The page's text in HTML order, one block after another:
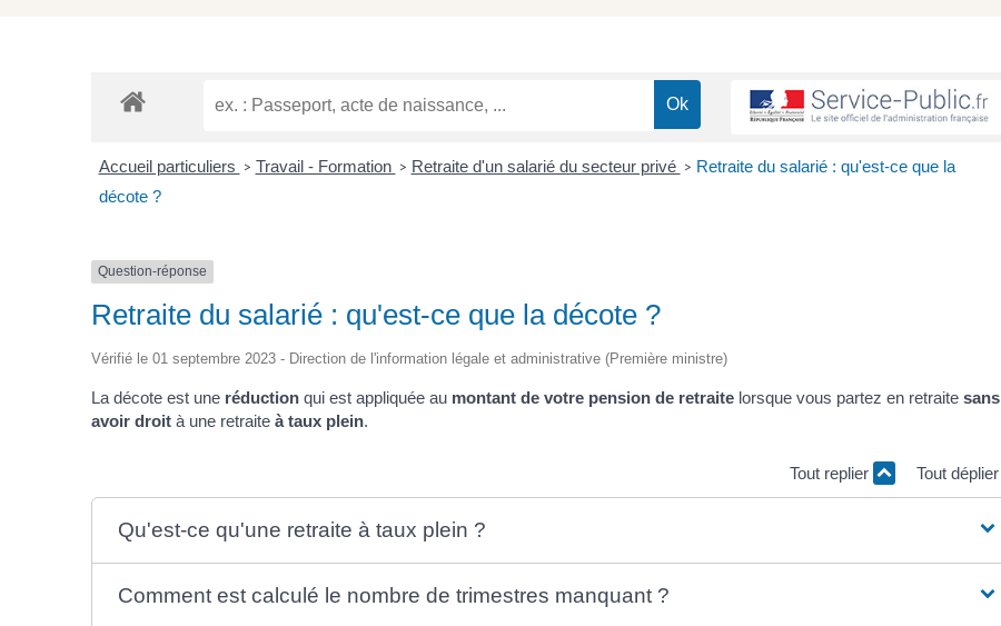
Accueil particuliers > Travail - Formation > Retraite d'un salarié du secteur privé > Retraite du salarié : qu'est-ce que la
décote ?
Question-réponse
Retraite du salarié : qu'est-ce que la décote ?
Vérifié le 01 septembre 2023 - Direction de l'information légale et administrative (Première ministre)
La décote est une réduction qui est appliquée au montant de votre pension de retraite lorsque vous partez en retraite sans
avoir droit à une retraite à taux plein.
Tout replier Tout déplier
Qu'est-ce qu'une retraite à taux plein ?
Comment est calculé le nombre de trimestres manquant ?